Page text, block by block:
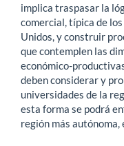
implica traspasar la
comercial, típica de
Unidos, y construir
que contemplen las
económico-
deben considerar y
universidades de la
esta forma se podrá
región más